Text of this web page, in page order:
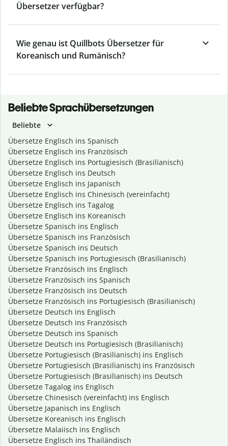
Übersetzer verfügbar?
Wie genau ist Quillbots Übersetzer für
Koreanisch und Rumänisch?
Beliebte Sprachübersetzungen
Beliebte
Übersetze Englisch ins Spanisch
Übersetze Englisch ins Französisch
Übersetze Englisch ins Portugiesisch (Brasilianisch)
Übersetze Englisch ins Deutsch
Übersetze Englisch ins Japanisch
Übersetze Englisch ins Chinesisch (vereinfacht)
Übersetze Englisch ins Tagalog
Übersetze Englisch ins Koreanisch
Übersetze Spanisch ins Englisch
Übersetze Spanisch ins Französisch
Übersetze Spanisch ins Deutsch
Übersetze Spanisch ins Portugiesisch (Brasilianisch)
Übersetze Französisch ins Englisch
Übersetze Französisch ins Spanisch
Übersetze Französisch ins Deutsch
Übersetze Französisch ins Portugiesisch (Brasilianisch)
Übersetze Deutsch ins Englisch
Übersetze Deutsch ins Französisch
Übersetze Deutsch ins Spanisch
Übersetze Deutsch ins Portugiesisch (Brasilianisch)
Übersetze Portugiesisch (Brasilianisch) ins Englisch
Übersetze Portugiesisch (Brasilianisch) ins Französisch
Übersetze Portugiesisch (Brasilianisch) ins Deutsch
Übersetze Tagalog ins Englisch
Übersetze Chinesisch (vereinfacht) ins Englisch
Übersetze Japanisch ins Englisch
Übersetze Koreanisch ins Englisch
Übersetze Malaiisch ins Englisch
Übersetze Englisch ins Thailändisch